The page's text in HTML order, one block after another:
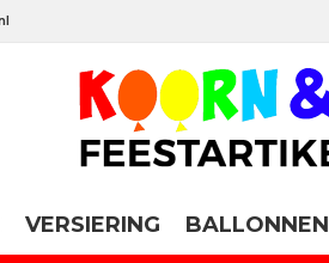
VERSIERING BALLONNEN